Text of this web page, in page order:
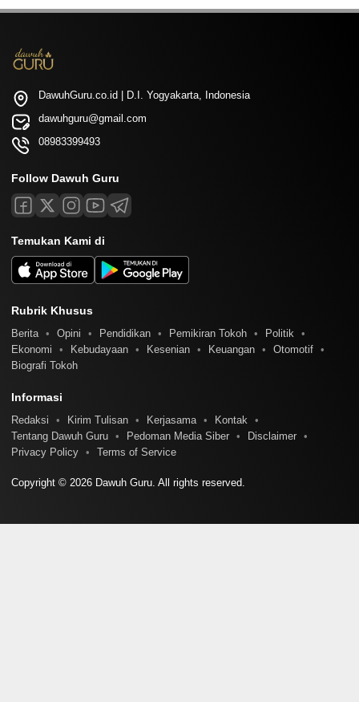
DawuhGuru.co.id | D.I. Yogyakarta, Indonesia
dawuhguru@gmail.com
08983399493
Follow Dawuh Guru
Temukan Kami di
Rubrik Khusus
Berita Opini Pendidikan Pemikiran Tokoh
Politik
Ekonomi
Kebudayaan Kesenian Keuangan
Otomotif
Biografi Tokoh
Informasi
Redaksi Kirim Tulisan Kerjasama
Kontak
Tentang Dawuh Guru
Pedoman Media Siber
Disclaimer
Privacy Policy
Terms of Service
Copyright © 2026 Dawuh Guru. All rights reserved.